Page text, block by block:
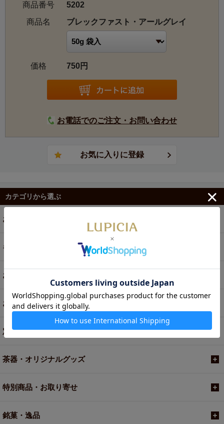
商品番号
5202
商品名
ブレックファスト・アールグレイ
価格 750円
お電話でのご注文・お問い合わせ
カテゴリから選ぶ
お茶
ギフト
お菓子・食品・飲料
お買い得商品
定期便
茶器・オリジナルグッズ
特別商品・お取り寄せ
銘菓・逸品